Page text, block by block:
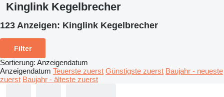
Kinglink Kegelbrecher
123 Anzeigen: Kinglink Kegelbrecher
Filter
Sortierung: Anzeigendatum
Anzeigendatum Teuerste zuerst Günstigste zuerst Baujahr - neueste
zuerst Baujahr - älteste zuerst